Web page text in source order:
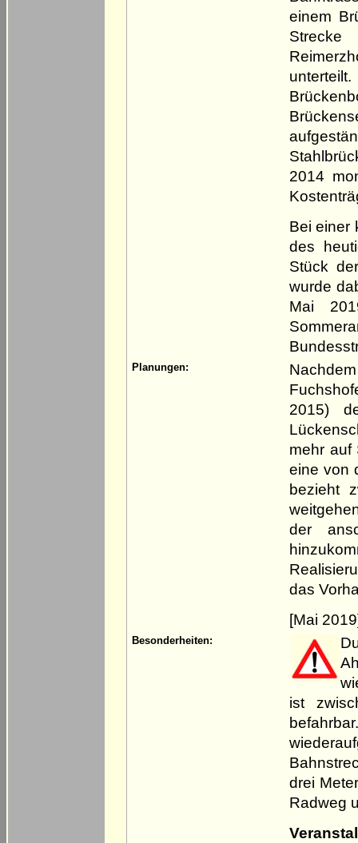
einem
2014
Bei einer
des
Stück
wurde
Mai
Planungen:
2015)
mehr auf
eine von
bezieht
der
das
[Mai
Besonderheiten:
ist
drei
Radweg